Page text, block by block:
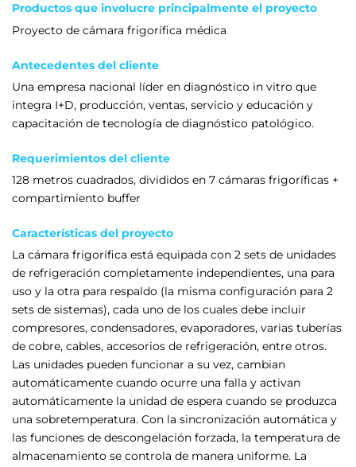
Productos que involucre principalmente el proyecto
Proyecto de cámara frigorífica médica
Antecedentes del cliente
Una empresa nacional líder en diagnóstico in vitro que
integra I+D, producción, ventas, servicio y educación y
capacitación de tecnología de diagnóstico patológico.
Requerimientos del cliente
128 metros cuadrados, divididos en 7 cámaras frigoríficas +
compartimiento buffer
Características del proyecto
La cámara frigorífica está equipada con 2 sets de unidades
de refrigeración completamente independientes, una para
uso y la otra para respaldo (la misma configuración para 2
sets de sistemas), cada uno de los cuales debe incluir
compresores, condensadores, evaporadores, varias tuberías
de cobre, cables, accesorios de refrigeración, entre otros.
Las unidades pueden funcionar a su vez, cambian
automáticamente cuando ocurre una falla y activan
automáticamente la unidad de espera cuando se produzca
una sobretemperatura. Con la sincronización automática y
las funciones de descongelación forzada, la temperatura de
almacenamiento se controla de manera uniforme. La